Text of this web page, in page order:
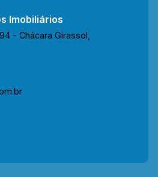
Imobiliários
- Chácara Girassol,